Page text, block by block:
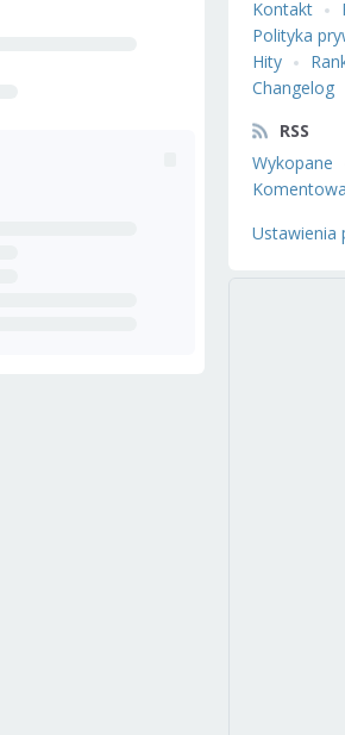
Kontakt
Polityka
Hity
Changelog
RSS
Wykopane
Ustawienia